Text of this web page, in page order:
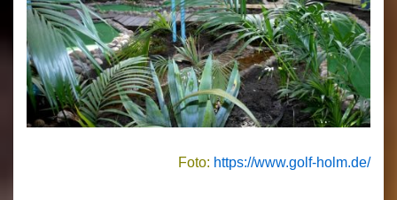
Foto: https://www.golf-holm.de/